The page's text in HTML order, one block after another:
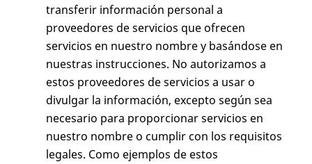
transferir información personal a
proveedores de servicios que ofrecen
servicios en nuestro nombre y basándose en
nuestras instrucciones. No autorizamos a
estos proveedores de servicios a usar o
divulgar la información, excepto según sea
necesario para proporcionar servicios en
nuestro nombre o cumplir con los requisitos
legales. Como ejemplos de estos